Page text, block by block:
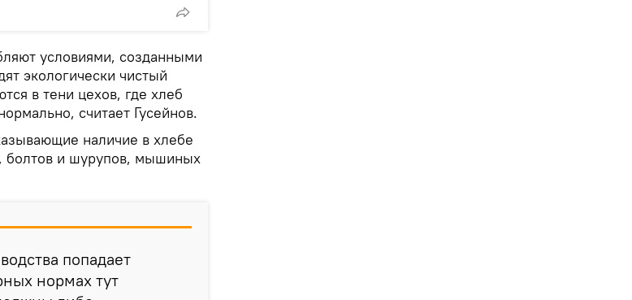
условиями, созданными
экологически чистый
в тени цехов, где хлеб
считает Гусейнов.
наличие в хлебе
болтов и шурупов, мышиных
попадает
нормах тут